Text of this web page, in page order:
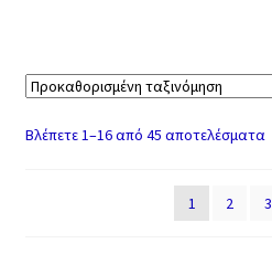
Βλέπετε 1–16 από 45 αποτελέσματα
1 2 3